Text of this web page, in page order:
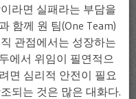
라면 실패라는 부담을
함께 원 팀(One Team)
관점에서는 성장하는
에서 위임이 필연적으
면 심리적 안전이 필요
되는 것은 많은 대화다.